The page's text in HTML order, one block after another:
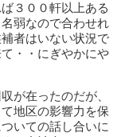
３００軒以上ある
弱なので合わせれ
者はいない状況で
・・にぎやかにや
が在ったのだが、
地区の影響力を保
いての話し合いに